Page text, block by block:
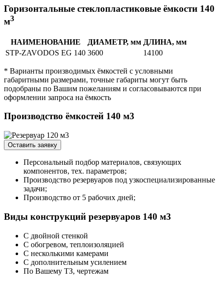
Горизонтальные стеклопластиковые ёмкости 140
м3
НАИМЕНОВАНИЕ ДИАМЕТР, мм ДЛИНА, мм
STP-ZAVODOS EG 140 3600 14100
* Варианты производимых ёмкостей с условными
габаритными размерами, точные габариты могут быть
подобраны по Вашим пожеланиям и согласовываются при
оформлении запроса на ёмкость
Производство ёмкостей 140 м3
Оставить заявку
Персональный подбор материалов, связующих
компонентов, тех. параметров;
Производство резервуаров под узкоспециализированные
задачи;
Производство от 5 рабочих дней;
Виды конструкций резервуаров 140 м3
С двойной стенкой
С обогревом, теплоизоляцией
С несколькими камерами
С дополнительным усилением
По Вашему ТЗ, чертежам